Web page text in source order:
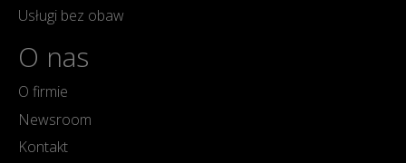
Usługi bez obaw
O nas
O firmie
Newsroom
Kontakt